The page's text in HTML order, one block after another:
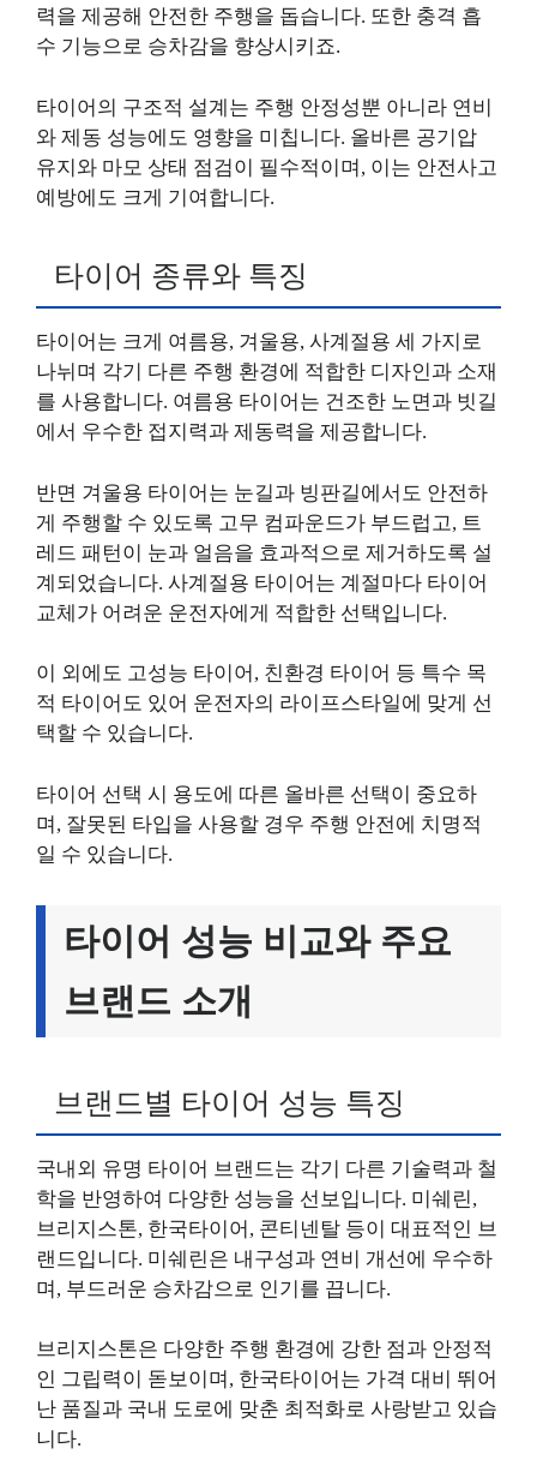
력을 제공해 안전한 주행을 돕습니다. 또한 충격 흡
수 기능으로 승차감을 향상시키죠.
타이어의 구조적 설계는 주행 안정성뿐 아니라 연비
와 제동 성능에도 영향을 미칩니다. 올바른 공기압
유지와 마모 상태 점검이 필수적이며, 이는 안전사고
예방에도 크게 기여합니다.
타이어 종류와 특징
타이어는 크게 여름용, 겨울용, 사계절용 세 가지로
나뉘며 각기 다른 주행 환경에 적합한 디자인과 소재
를 사용합니다. 여름용 타이어는 건조한 노면과 빗길
에서 우수한 접지력과 제동력을 제공합니다.
반면 겨울용 타이어는 눈길과 빙판길에서도 안전하
게 주행할 수 있도록 고무 컴파운드가 부드럽고, 트
레드 패턴이 눈과 얼음을 효과적으로 제거하도록 설
계되었습니다. 사계절용 타이어는 계절마다 타이어
교체가 어려운 운전자에게 적합한 선택입니다.
이 외에도 고성능 타이어, 친환경 타이어 등 특수 목
적 타이어도 있어 운전자의 라이프스타일에 맞게 선
택할 수 있습니다.
타이어 선택 시 용도에 따른 올바른 선택이 중요하
며, 잘못된 타입을 사용할 경우 주행 안전에 치명적
일 수 있습니다.
타이어 성능 비교와 주요
브랜드 소개
브랜드별 타이어 성능 특징
국내외 유명 타이어 브랜드는 각기 다른 기술력과 철
학을 반영하여 다양한 성능을 선보입니다. 미쉐린,
브리지스톤, 한국타이어, 콘티넨탈 등이 대표적인 브
랜드입니다. 미쉐린은 내구성과 연비 개선에 우수하
며, 부드러운 승차감으로 인기를 끕니다.
브리지스톤은 다양한 주행 환경에 강한 점과 안정적
인 그립력이 돋보이며, 한국타이어는 가격 대비 뛰어
난 품질과 국내 도로에 맞춘 최적화로 사랑받고 있습
니다.